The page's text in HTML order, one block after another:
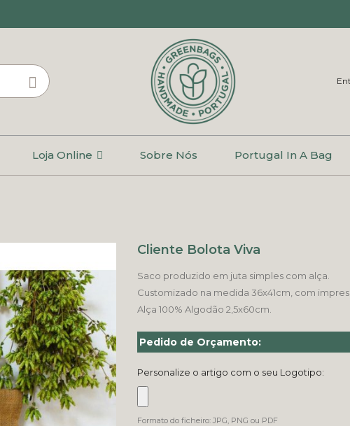
Loja Online Sobre Nós Portugal In A Bag
Cliente Bolota Viva
Saco produzido em juta simples com alça.
Customizado na medida 36x41cm, com
Alça 100% Algodão 2,5x60cm.
Pedido de Orçamento:
Personalize o artigo com o seu Logotipo:
Formato do ficheiro: JPG, PNG ou PDF